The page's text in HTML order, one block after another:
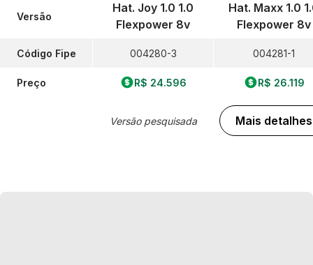
Versão
Código Fipe
Preço
Hat. Joy 1.0 1.0
Flexpower 8v
004280-3
R$ 24.596
Versão pesquisada
Hat. Maxx 1.0
Flexpower 8v
004281-1
R$ 26.119
Mais detalhes